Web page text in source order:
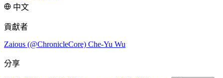
中文
貢獻者
Zaious (@ChronicleCore) Che-Yu Wu
分享